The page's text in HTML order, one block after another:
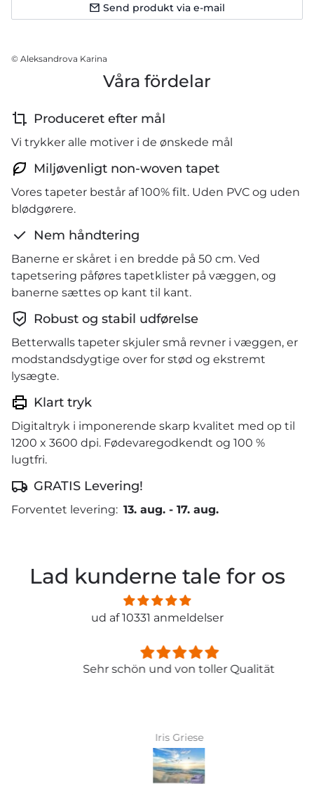
Send produkt via e-mail
© Aleksandrova Karina
Våra fördelar
Produceret efter mål
Vi trykker alle motiver i de ønskede mål
Miljøvenligt non-woven tapet
Vores tapeter består af 100% filt. Uden PVC og uden
blødgørere.
Nem håndtering
Banerne er skåret i en bredde på 50 cm. Ved
tapetsering påføres tapetklister på væggen, og
banerne sættes op kant til kant.
Robust og stabil udførelse
Betterwalls tapeter skjuler små revner i væggen, er
modstandsdygtige over for stød og ekstremt
lysægte.
Klart tryk
Digitaltryk i imponerende skarp kvalitet med op til
1200 x 3600 dpi. Fødevaregodkendt og 100 %
lugtfri.
GRATIS Levering!
Forventet levering: 13. aug. - 17. aug.
Lad kunderne tale for os
ud af 10331 anmeldelser
Sehr schön und von toller Qualität
Iris Griese